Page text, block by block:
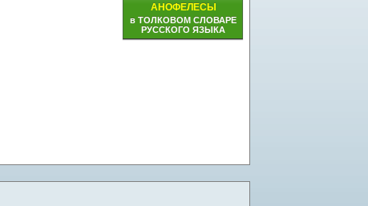
АНОФЕЛЕСЫ
в ТОЛКОВОМ СЛОВАРЕ
РУССКОГО ЯЗЫКА